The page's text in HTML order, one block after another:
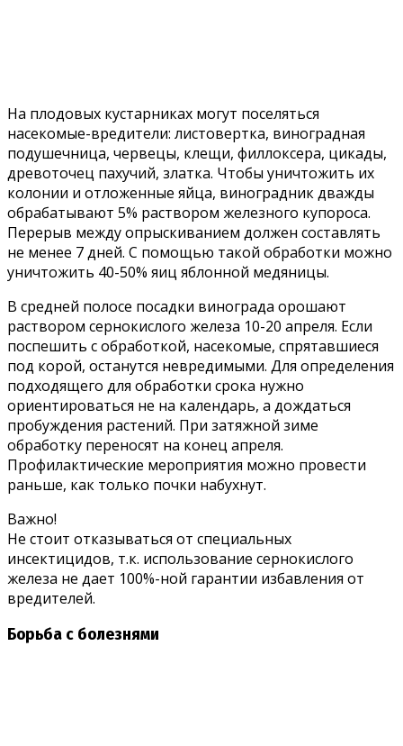
На плодовых кустарниках могут поселяться
насекомые-вредители: листовертка, виноградная
подушечница, червецы, клещи, филлоксера, цикады,
древоточец пахучий, златка. Чтобы уничтожить их
колонии и отложенные яйца, виноградник дважды
обрабатывают 5% раствором железного купороса.
Перерыв между опрыскиванием должен составлять
не менее 7 дней. С помощью такой обработки можно
уничтожить 40-50% яиц яблонной медяницы.
В средней полосе посадки винограда орошают
раствором сернокислого железа 10-20 апреля. Если
поспешить с обработкой, насекомые, спрятавшиеся
под корой, останутся невредимыми. Для определения
подходящего для обработки срока нужно
ориентироваться не на календарь, а дождаться
пробуждения растений. При затяжной зиме
обработку переносят на конец апреля.
Профилактические мероприятия можно провести
раньше, как только почки набухнут.
Важно!
Не стоит отказываться от специальных
инсектицидов, т.к. использование сернокислого
железа не дает 100%-ной гарантии избавления от
вредителей.
Борьба с болезнями